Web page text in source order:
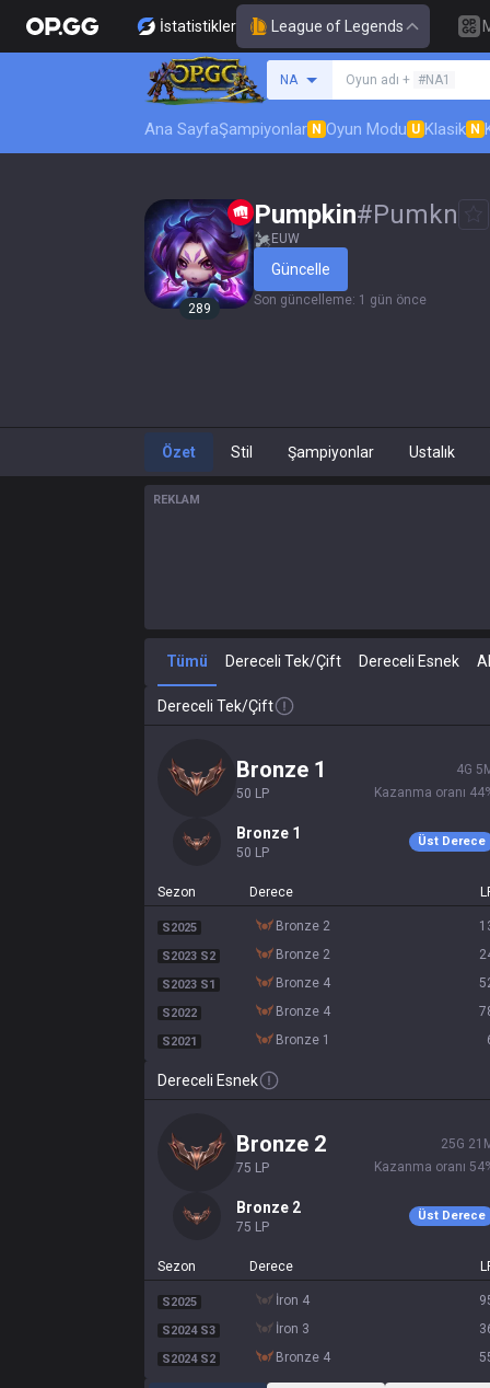
İstatistikler League of Legends
NA
Bir summoner ara
Oyun adı + #NA1
Ana SayfaŞampiyonlar N Oyun Modu U Klasik N
289
Pumpkin#Pumkn
EUW
Güncelle
Son güncelleme: 1 gün önce
Özet Stil Şampiyonlar Ustalık
REKLAM
Tümü Dereceli Tek/Çift Dereceli Esnek
Dereceli Tek/Çift
bronze 1
50 LP
4G 5
Kazanma oranı 44
bronze 1
50 LP
Üst Derece
Sezon Derece
S2025 bronze 2
S2023 S2 bronze 2
S2023 S1 bronze 4
S2022 bronze 4
S2021 bronze 1
Dereceli Esnek
bronze 2
75 LP
25G 21
Kazanma oranı 54
bronze 2
75 LP
Üst Derece
Sezon Derece
S2025 iron 4
S2024 S3 iron 3
S2024 S2 bronze 4